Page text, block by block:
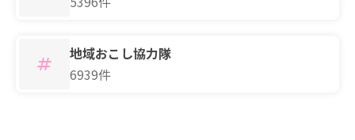
地域おこし協力隊
6939件